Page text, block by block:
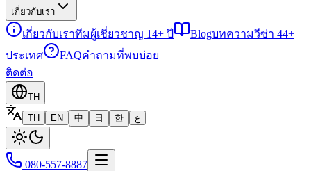
เกี่ยวกับเรา
เกี่ยวกับเราทีมผู้เชี่ยวชาญ 14+ ปี Blogบทความวีซ่า 44+
ประเทศ
FAQคำถามที่พบบ่อย
ติดต่อ
TH
TH
EN 中 日 한 ع
080-557-8887